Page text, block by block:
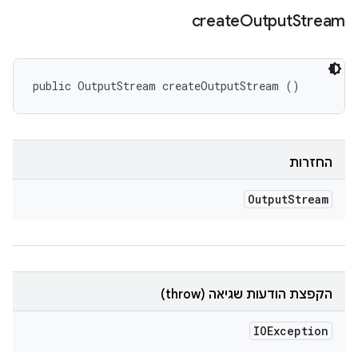
createOutputStream
public OutputStream createOutputStream ()
החזרות
OutputStream
הקפצת הודעות שגיאה (throw)
IOException